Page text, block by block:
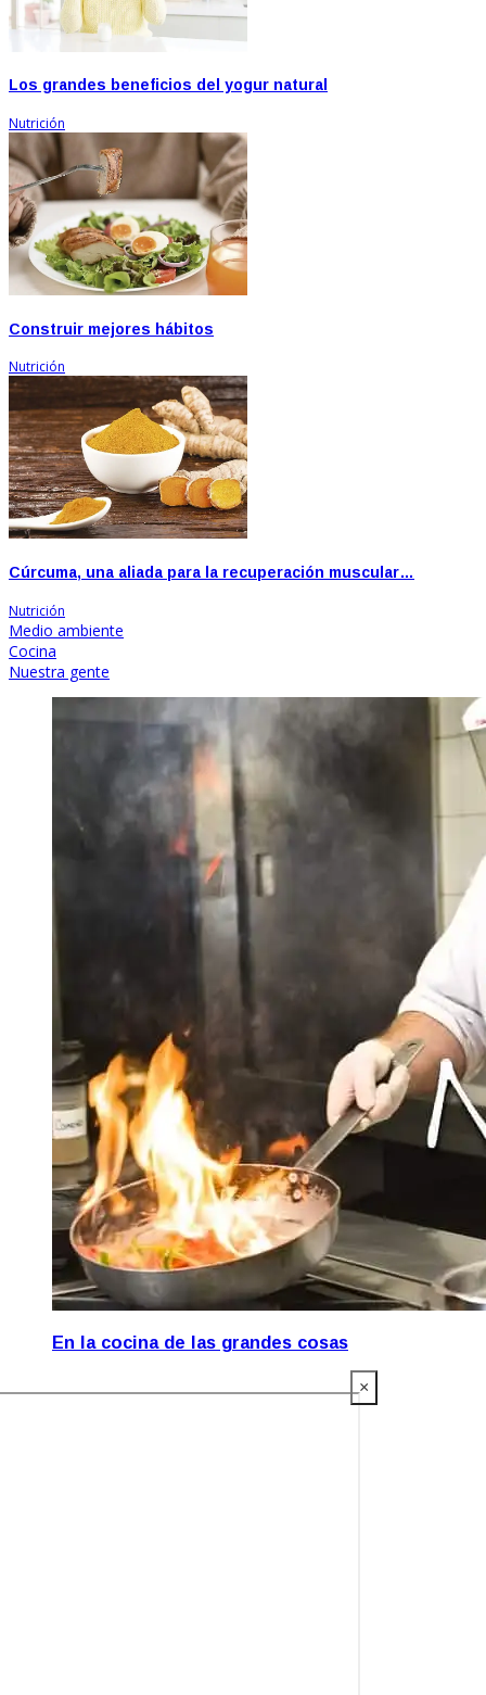
Los grandes beneficios del yogur natural
Nutrición
Construir mejores hábitos
Nutrición
Cúrcuma, una aliada para la recuperación muscular…
Nutrición
Medio ambiente
Cocina
Nuestra gente
En la cocina de las grandes cosas
×